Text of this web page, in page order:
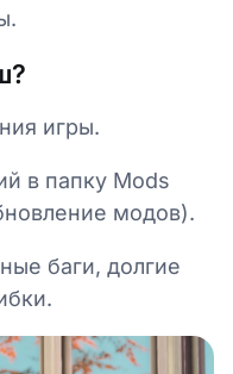
игры.
в папку Mods
модов).
баги, долгие